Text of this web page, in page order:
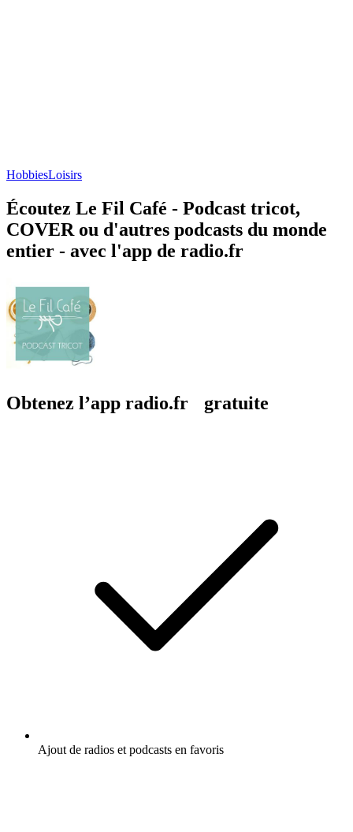
HobbiesLoisirs
Écoutez Le Fil Café - Podcast tricot,
COVER ou d'autres podcasts du monde
entier - avec l'app de radio.fr
Obtenez l’app radio.fr gratuite
Ajout de radios et podcasts en favoris